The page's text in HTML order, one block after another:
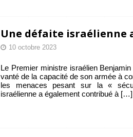
Une défaite israélienne
10 octobre 2023
Le Premier ministre israélien
vanté de la capacité de son armée à
les menaces pesant sur la «
israélienne a également contribué à […]